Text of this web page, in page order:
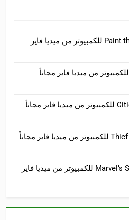
تحميل لعبة Paint the Town Red للكمبيوتر من ميديا فاير
تحميل لعبة Last Epoch للكمبيوتر من ميديا فاير مجاناً
تحميل لعبة Cities: Skylines للكمبيوتر من ميديا فاير مجاناً
تحميل لعبة Thief Simulator 2 للكمبيوتر من ميديا فاير مجاناً
تحميل لعبة Marvel’s Spider Man 2 للكمبيوتر من ميديا فاير